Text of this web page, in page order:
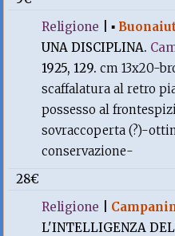
Religione |▪
UNA DISCIPLINA.
1925, 129.cm 13x20-
scaffalatura al retro
possesso al
sovraccoperta (?)-
conservazione-
28€
Religione
L'INTELLIGENZA